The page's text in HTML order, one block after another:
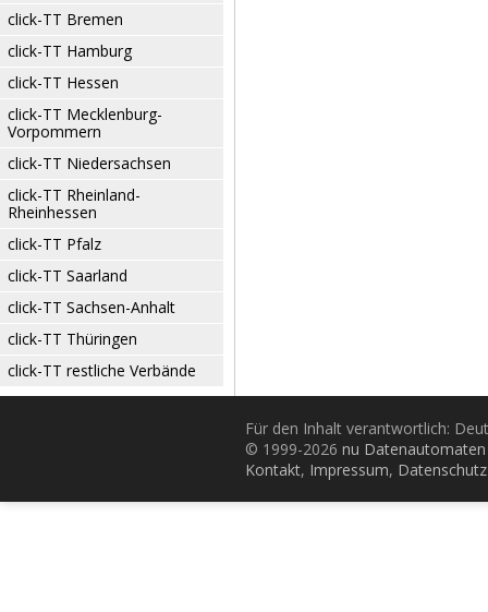
click-TT Bremen
click-TT Hamburg
click-TT Hessen
click-TT Mecklenburg-
Vorpommern
click-TT Niedersachsen
click-TT Rheinland-
Rheinhessen
click-TT Pfalz
click-TT Saarland
click-TT Sachsen-Anhalt
click-TT Thüringen
click-TT restliche Verbände
Für den Inhalt verantwortlich:
© 1999-2026 nu
Kontakt, Impressum, Datenschutz